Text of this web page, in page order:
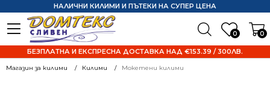
0 0
НАЛИЧНИ КИЛИМИ И ПЪТЕКИ НА СУПЕР ЦЕНА
БЕЗПЛАТНА И ЕКСПРЕСНА ДОСТАВКА НАД €153.39 / 300ЛВ.
Магазин за килими Килими Мокетени килими